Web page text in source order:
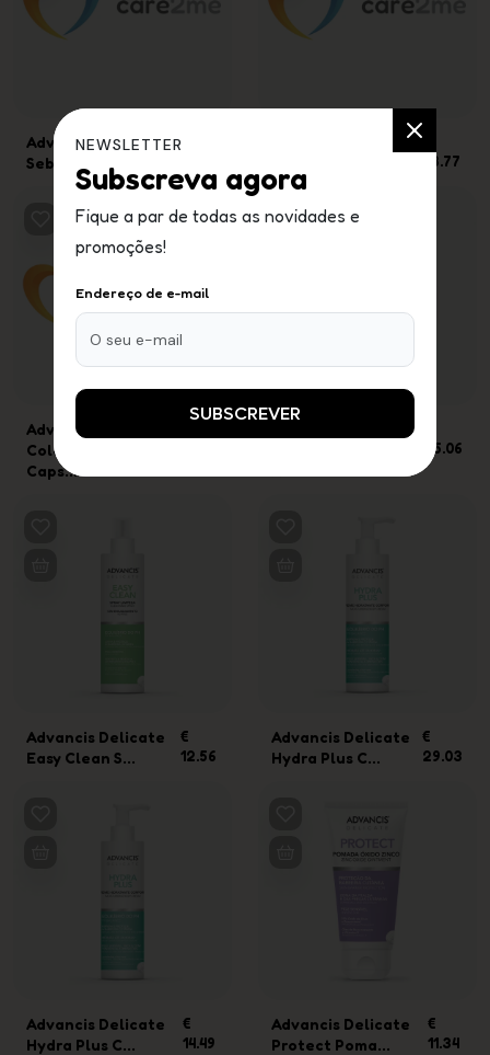
Advancis Capilar
Sebum Ch 250M...
€
18.77
Advancis
Colesterim Ultra
Caps...
35.06
Advancis Delicate
Easy Clean S...
€
12.56
Advancis Delicate
Hydra Plus C...
€
29.03
Advancis Delicate
Hydra Plus C...
€
14.49
Advancis Delicate
Protect Poma...
€
11.34
NEWSLETTER
Subscreva agora
Fique a par de todas as novidades e
promoções!
Endereço de e-mail
SUBSCREVER